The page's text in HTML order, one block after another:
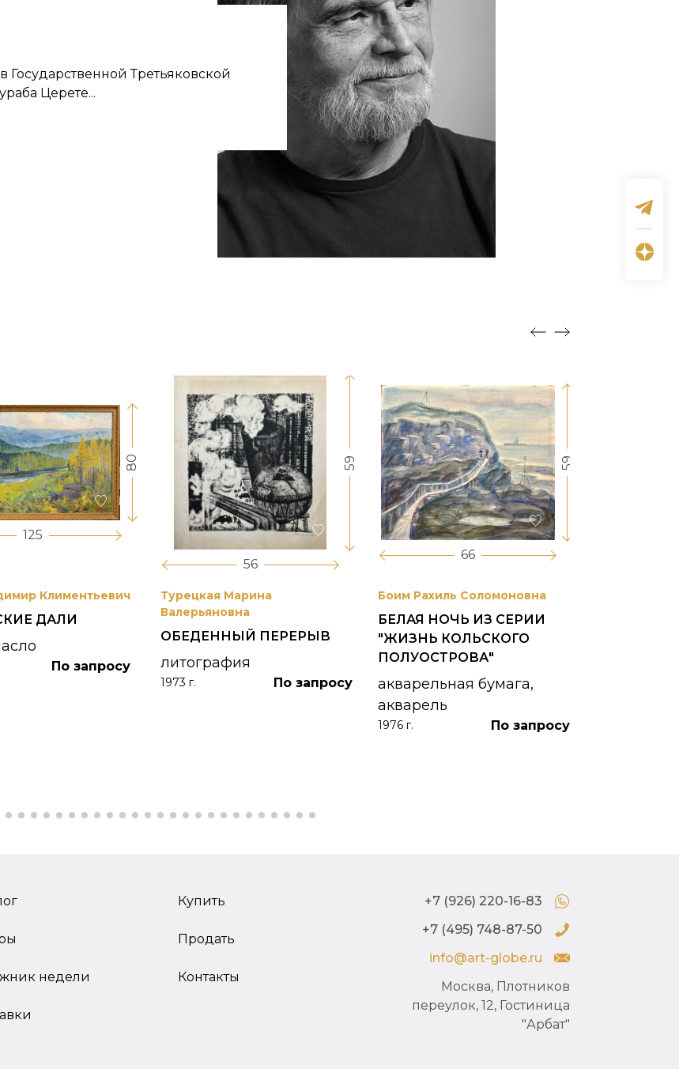
Государственной Третьяковской
Церете...
125
80
Климентьевич
ДАЛИ
По запросу
56
59
Турецкая Марина
Валерьяновна
ОБЕДЕННЫЙ ПЕРЕРЫВ
литография
1973 г. По запросу
66
59
Боим Рахиль Соломоновна
БЕЛАЯ НОЧЬ ИЗ СЕРИИ
"ЖИЗНЬ КОЛЬСКОГО
ПОЛУОСТРОВА"
акварельная бумага,
акварель
1976 г. По запросу
недели
Купить
Продать
Контакты
+7 (926) 220-16-83
+7 (495) 748-87-50
info@art-globe.ru
Москва, Плотников
переулок, 12, Гостиница
"Арбат"